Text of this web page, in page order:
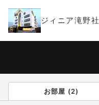
ジィニア滝野社
お部屋 (2)